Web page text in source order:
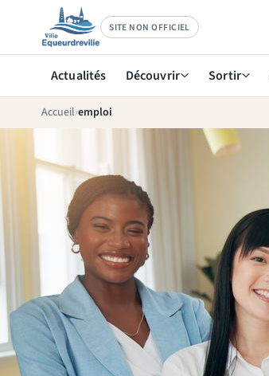
SITE NON OFFICIEL
Actualités Découvrir Sortir
Accueil emploi